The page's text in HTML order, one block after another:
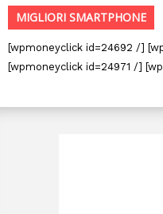
MIGLIORI SMARTPHONE
[wpmoneyclick id=24692 /]
[wpmoneyclick id=24971 /]